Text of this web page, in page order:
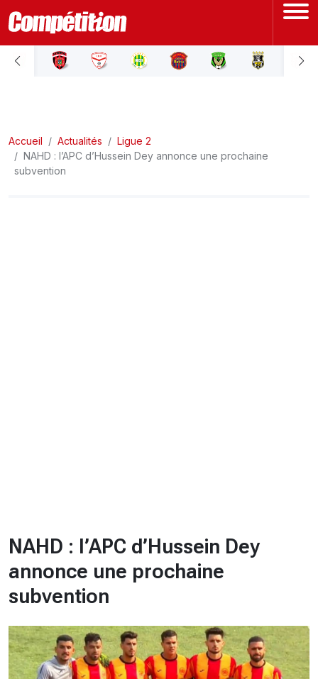
ACCUEIL
LIGUE 2
Accueil Actualités
Ligue 2
NAHD : l’APC d’Hussein Dey annonce une prochaine
subvention
NAHD : l’APC d’Hussein Dey
annonce une prochaine
subvention